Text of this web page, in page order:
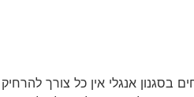
אנגלי אין כל צורך